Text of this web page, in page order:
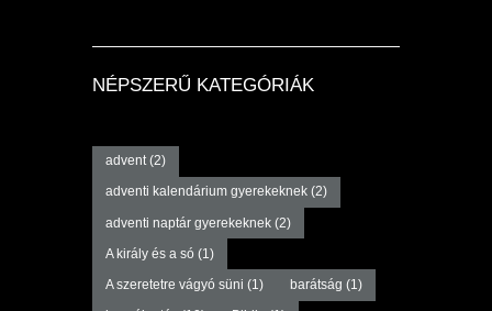
NÉPSZERŰ KATEGÓRIÁK
advent(2)
adventi kalendárium gyerekeknek(2)
adventi naptár gyerekeknek(2)
A király és a só (1)
A szeretetre vágyó süni (1) barátság (1)